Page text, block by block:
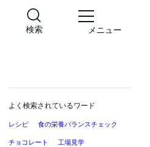
検索 メニュー
よく検索されているワード
レシピ 食の栄養バランスチェック
チョコレート 工場見学